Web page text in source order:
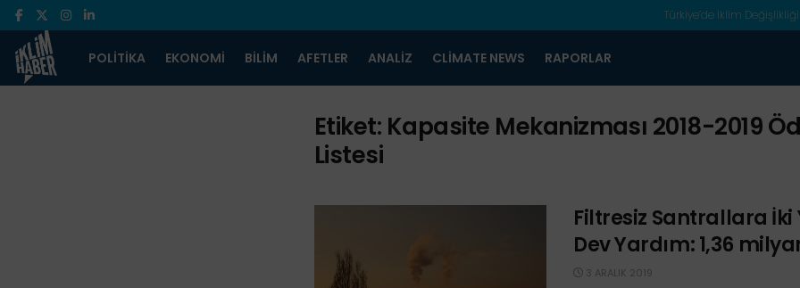
Türkiye’de İklim Değişlikliği
POLITIKA EKONOMI BILIM AFETLER ANALIZ CLIMATE NEWS RAPORLAR
Etiket: Kapasite Mekanizması 2018-2019
Listesi
Filtresiz Santrallara İki
Dev Yardım: 1,36
3 ARALIK 2019